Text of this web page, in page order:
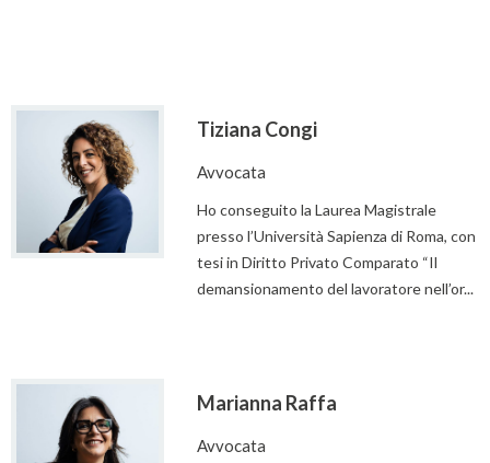
Tiziana Congi
Avvocata
Ho conseguito la Laurea Magistrale
presso l’Università Sapienza di Roma, con
tesi in Diritto Privato Comparato “Il
demansionamento del lavoratore nell’or...
Marianna Raffa
Avvocata